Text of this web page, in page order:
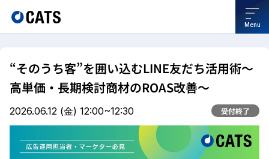
Menu
“そのうち客”を囲い込むLINE友だち活用術〜
高単価・長期検討商材のROAS改善〜
2026.06.12 (金) 12:00~12:30 受付終了